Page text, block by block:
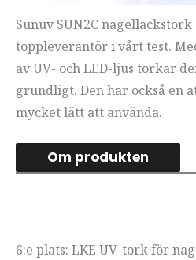
Sunuv SUN2C
toppleverantör i vårt test.
av UV- och LED-ljus torkar
grundligt. Den har också en
mycket lätt att använda.
Om produkten
6:e plats: LKE UV-tork för